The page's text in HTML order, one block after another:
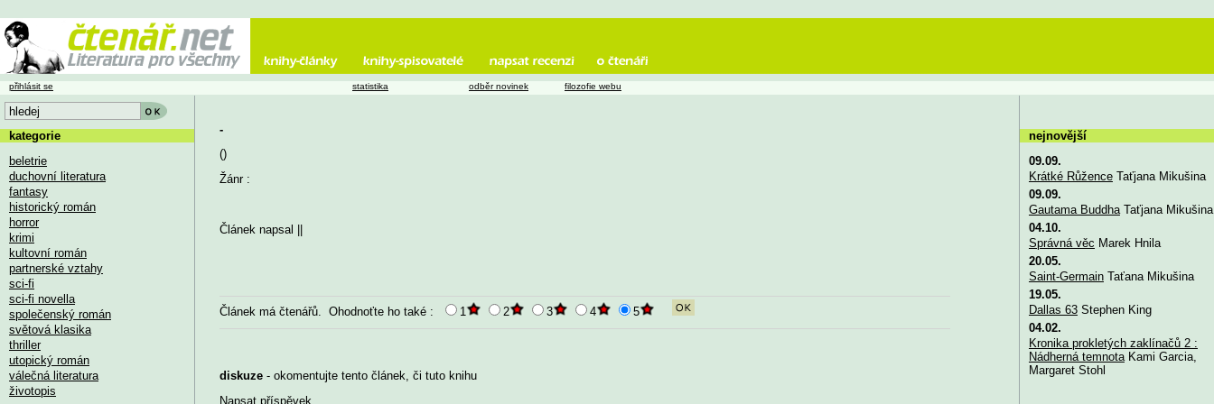
-
()
Žánr :
Článek napsal
Článek máčtenářů. Ohodnoťte ho také : 1 2 3 4 5
diskuze - okomentujte tento článek, či tuto knihu
Napsat příspěvek
přihlásit se statistika odběr novinek filozofie webu
kategorie
beletrie
duchovní literatura
fantasy
historický román
horror
krimi
kultovní román
partnerské vztahy
sci-fi
sci-fi novella
společenský román
světová klasika
thriller
utopický román
válečná literatura
životopis
nejnovější
09.09.
Krátké RůženceTaťjana Mikušina
09.09.
Gautama BuddhaTaťjana Mikušina
04.10.
Správná věc Marek Hnila
20.05.
Saint-GermainTaťana Mikušina
19.05.
Dallas 63Stephen King
04.02.
Kronika prokletých zaklínačů 2 :
Nádherná temnotaKami Garcia,
Margaret Stohl